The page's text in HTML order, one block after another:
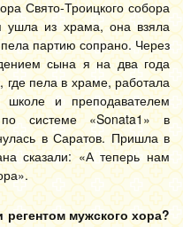
Свято-Троицкого собора
ушла из храма, она взяла
партию сопрано. Через
сына я на два года
где пела в храме, работала
школе и преподавателем
по системе «Sonata1» в
в Саратов. Пришла в
сказали: «А теперь нам
мужского хора?